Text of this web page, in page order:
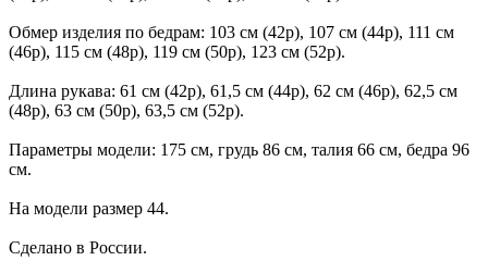
Обмер изделия по бедрам: 103 см (42р), 107 см (44р), 111 см
(46р), 115 см (48р), 119 см (50р), 123 см (52р).
Длина рукава: 61 см (42р), 61,5 см (44р), 62 см (46р), 62,5 см
(48р), 63 см (50р), 63,5 см (52р).
Параметры модели: 175 см, грудь 86 см, талия 66 см, бедра 96
см.
На модели размер 44.
Сделано в России.